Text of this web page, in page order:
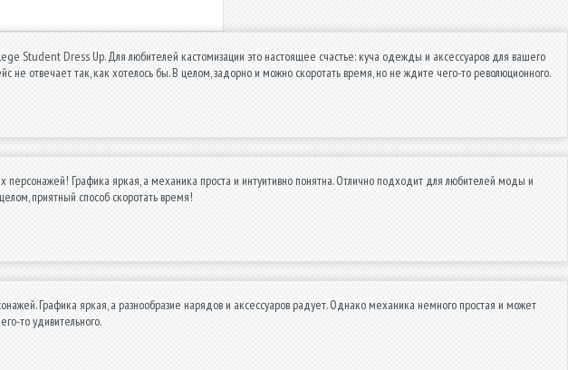
Student Dress Up. Для любителей кастомизации это настоящее счастье: куча одежды и аксессуаров для вашего
не отвечает так, как хотелось бы. В целом, задорно и можно скоротать время, но не ждите чего-то революционного.
персонажей! Графика яркая, а механика проста и интуитивно понятна. Отлично подходит для любителей моды и
приятный способ скоротать время!
Графика яркая, а разнообразие нарядов и аксессуаров радует. Однако механика немного простая и может
то удивительного.